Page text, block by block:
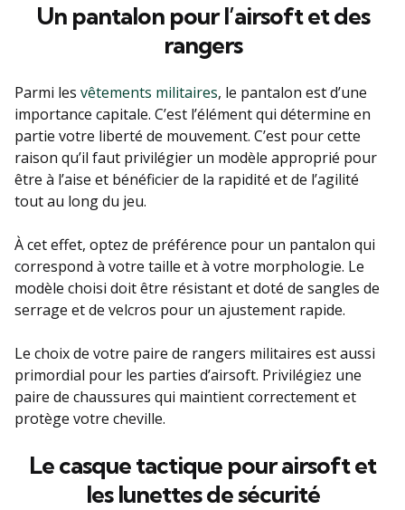
Un pantalon pour l’airsoft et des
rangers
Parmi les vêtements militaires, le pantalon est d’une
importance capitale. C’est l’élément qui détermine en
partie votre liberté de mouvement. C’est pour cette
raison qu’il faut privilégier un modèle approprié pour
être à l’aise et bénéficier de la rapidité et de l’agilité
tout au long du jeu.
À cet effet, optez de préférence pour un pantalon qui
correspond à votre taille et à votre morphologie. Le
modèle choisi doit être résistant et doté de sangles de
serrage et de velcros pour un ajustement rapide.
Le choix de votre paire de rangers militaires est aussi
primordial pour les parties d’airsoft. Privilégiez une
paire de chaussures qui maintient correctement et
protège votre cheville.
Le casque tactique pour airsoft et
les lunettes de sécurité